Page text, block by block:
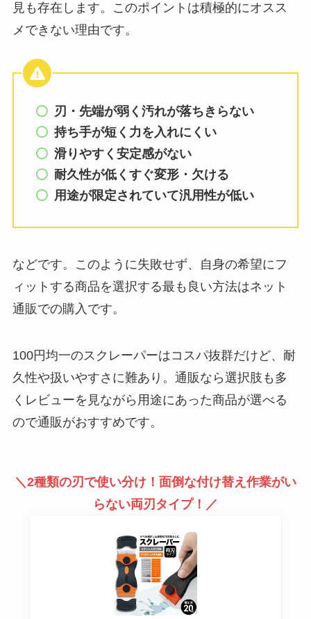
見も存在します。このポイントは積極的にオスス
メできない理由です。
刃・先端が弱く汚れが落ちきらない
持ち手が短く力を入れにくい
滑りやすく安定感がない
耐久性が低くすぐ変形・欠ける
用途が限定されていて汎用性が低い
などです。このように失敗せず、自身の希望にフ
ィットする商品を選択する最も良い方法はネット
通販での購入です。
100円均一のスクレーパーはコスパ抜群だけど、耐
久性や扱いやすさに難あり。通販なら選択肢も多
くレビューを見ながら用途にあった商品が選べる
ので通販がおすすめです。
＼2種類の刃で使い分け！面倒な付け替え作業がい
らない両刃タイプ！／